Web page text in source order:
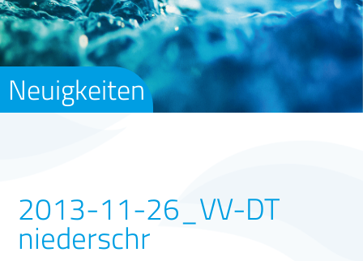
Neuigkeiten
2013-11-26_VV-DT
niederschr